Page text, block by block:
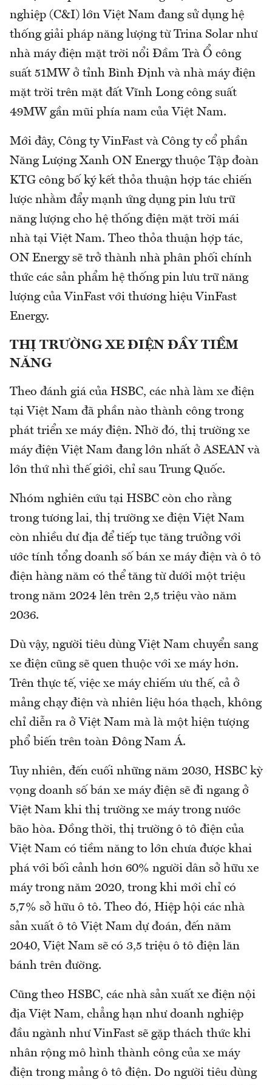
nghiệp (C&I) lớn Việt Nam đang sử dụng hệ
thống giải pháp năng lượng từ Trina Solar như
nhà máy điện mặt trời nổi Đầm Trà Ổ công
suất 51MW ở tỉnh Bình Định và nhà máy điện
mặt trời trên mặt đất Vĩnh Long công suất
49MW gần mũi phía nam của Việt Nam.
Mới đây, Công ty VinFast và Công ty cổ phần
Năng Lượng Xanh ON Energy thuộc Tập đoàn
KTG công bố ký kết thỏa thuận hợp tác chiến
lược nhằm đẩy mạnh ứng dụng pin lưu trữ
năng lượng cho hệ thống điện mặt trời mái
nhà tại Việt Nam. Theo thỏa thuận hợp tác,
ON Energy sẽ trở thành nhà phân phối chính
thức các sản phẩm hệ thống pin lưu trữ năng
lượng của VinFast với thương hiệu VinFast
Energy.
THỊ TRƯỜNG XE ĐIỆN ĐẦY TIỀM
NĂNG
Theo đánh giá của HSBC, các nhà làm xe điện
tại Việt Nam đã phần nào thành công trong
phát triển xe máy điện. Nhờ đó, thị trường xe
máy điện Việt Nam đang lớn nhất ở ASEAN và
lớn thứ nhì thế giới, chỉ sau Trung Quốc.
Nhóm nghiên cứu tại HSBC còn cho rằng
trong tương lai, thị trường xe điện Việt Nam
còn nhiều dư địa để tiếp tục tăng trưởng với
ước tính tổng doanh số bán xe máy điện và ô tô
điện hàng năm có thể tăng từ dưới một triệu
trong năm 2024 lên trên 2,5 triệu vào năm
2036.
Dù vậy, người tiêu dùng Việt Nam chuyển sang
xe điện cũng sẽ quen thuộc với xe máy hơn.
Trên thực tế, việc xe máy chiếm ưu thế, cả ở
mảng chạy điện và nhiên liệu hóa thạch, không
chỉ diễn ra ở Việt Nam mà là một hiện tượng
phổ biến trên toàn Đông Nam Á.
Tuy nhiên, đến cuối những năm 2030, HSBC kỳ
vọng doanh số bán xe máy điện sẽ đi ngang ở
Việt Nam khi thị trường xe máy trong nước
bão hòa. Đồng thời, thị trường ô tô điện của
Việt Nam có tiềm năng to lớn chưa được khai
phá với bối cảnh hơn 60% người dân sở hữu xe
máy trong năm 2020, trong khi mới chỉ có
5,7% sở hữu ô tô. Theo đó, Hiệp hội các nhà
sản xuất ô tô Việt Nam dự đoán, đến năm
2040, Việt Nam sẽ có 3,5 triệu ô tô điện lăn
bánh trên đường.
Cũng theo HSBC, các nhà sản xuất xe điện nội
địa Việt Nam, chẳng hạn như doanh nghiệp
đầu ngành như VinFast sẽ gặp thách thức khi
nhân rộng mô hình thành công của xe máy
điện trong mảng ô tô điện. Do người tiêu dùng